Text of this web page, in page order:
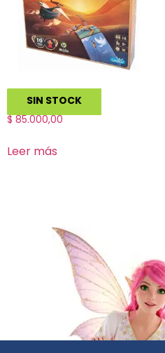
SIN STOCK
Dixit
$ 85.000,00
Leer más